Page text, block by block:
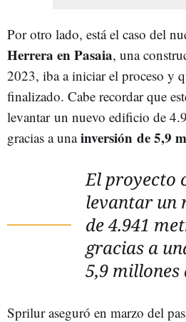
Por otro lado, está el caso del
Herrera en Pasaia, una
2023, iba a iniciar el proceso y
finalizado. Cabe recordar que
levantar un nuevo edificio de
gracias a unainversión de 5,9
El proyecto
levantar un
de 4.941
gracias a
5,9 millones
Sprilur aseguró en marzo del